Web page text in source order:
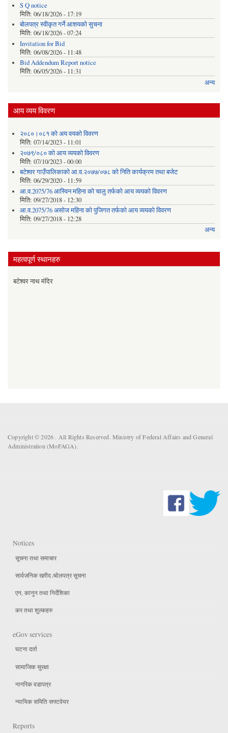
S Q notice
मिति: 06/18/2026 - 17:19
बोलपत्र स्वीकृत गर्ने आशयको सुचना
मिति: 06/18/2026 - 07:24
Invitation for Bid
मिति: 06/08/2026 - 11:48
Bid Addendum Report notice
मिति: 06/05/2026 - 11:31
अन्य
आय व्यय विवरण
२०८०।०८१ को अय वयको विवरण
मिति: 07/14/2023 - 11:01
२०७९/०८० को आय व्ययको विवरण
मिति: 07/10/2023 - 00:00
बटेश्वर गाउँपालिकाको आ.व.२०७७/०७८ को निति कार्यक्रम तथा बजेट
मिति: 06/29/2020 - 11:59
आ.व.2075/76 आस्विन महिना को चालु तर्फको आय व्ययको विवरण
मिति: 09/27/2018 - 12:30
आ.व.2075/76 असोज महिना को पुजिगत तर्फको आय व्ययको विवरण
मिति: 09/27/2018 - 12:28
अन्य
महत्वपूर्ण स्थानहरु
बटेश्वर नाथ मंदिर
Copyright © 2026 . All Rights Reserved. Ministry of Federal Affairs and General
Administration (MoFAGA).
Notices
सूचना तथा समाचार
सार्वजनिक खरीद /बोलपत्र सूचना
एन, कानुन तथा निर्देशिका
कर तथा शुल्कहरु
eGov services
घटना दर्ता
सामाजिक सुरक्षा
नागरिक वडापत्र
न्यायिक समिति सफ्टवेयर
Reports